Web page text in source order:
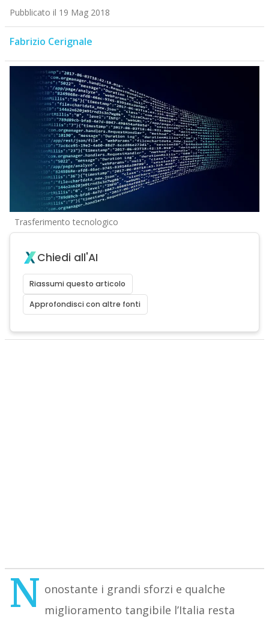
Pubblicato il 19 Mag 2018
Fabrizio Cerignale
Trasferimento tecnologico
Chiedi all'AI
Riassumi questo articolo
Approfondisci con altre fonti
N onostante i grandi sforzi e qualche
miglioramento tangibile l’Italia resta